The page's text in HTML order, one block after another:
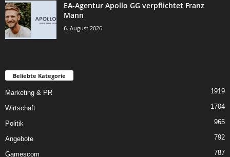
EA-Agentur Apollo GG verpflichtet Franz
Mann
6. August 2026
Beliebte Kategorie
Marketing & PR 1919
Wirtschaft 1704
Politik 965
Angebote 792
Gamescom 787